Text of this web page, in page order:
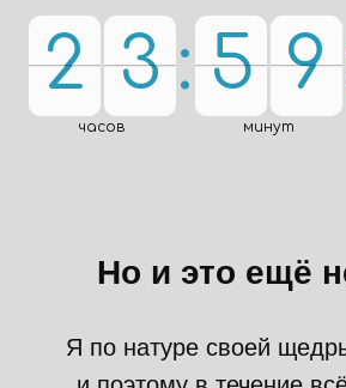
0
2
2
0 0
3
3
0
часов
: 0
5
5
0 0
9
9
0
минут
Но и это ещё
Я по натуре своей